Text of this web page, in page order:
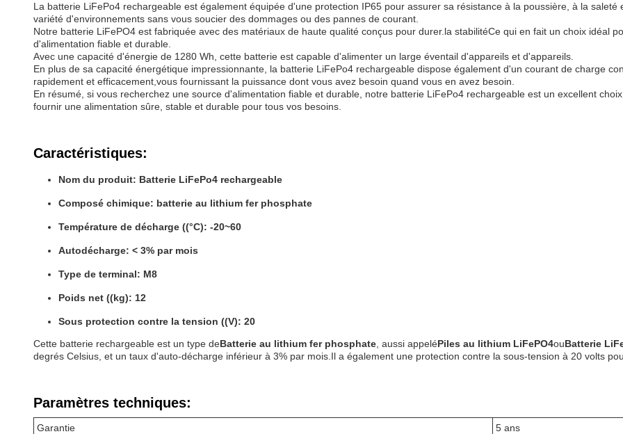
La batterie LiFePo4 rechargeable est également équipée d'une protection IP65 pour assurer sa résistance à la poussière, à la
variété d'environnements sans vous soucier des dommages ou des pannes de courant.
Notre batterie LiFePO4 est fabriquée avec des matériaux de haute qualité conçus pour durer.la stabilitéCe qui en fait un choix idéal
d'alimentation fiable et durable.
Avec une capacité d'énergie de 1280 Wh, cette batterie est capable d'alimenter un large éventail d'appareils et d'appareils.
En plus de sa capacité énergétique impressionnante, la batterie LiFePo4 rechargeable dispose également d'un courant de charge
rapidement et efficacement,vous fournissant la puissance dont vous avez besoin quand vous en avez besoin.
En résumé, si vous recherchez une source d'alimentation fiable et durable, notre batterie LiFePo4 rechargeable est un excellent
fournir une alimentation sûre, stable et durable pour tous vos besoins.
Caractéristiques:
Nom du produit: Batterie LiFePo4 rechargeable
Composé chimique: batterie au lithium fer phosphate
Température de décharge ((°C): -20~60
Autodécharge: < 3% par mois
Type de terminal: M8
Poids net ((kg): 12
Sous protection contre la tension ((V): 20
Cette batterie rechargeable est un type deBatterie au lithium fer phosphate , aussi appeléPiles au lithium LiFePO4ouBatterie
degrés Celsius, et un taux d'auto-décharge inférieur à 3% par mois.Il a également une protection contre la sous-tension à 20 volts
Paramètres techniques:
Garantie
5 ans